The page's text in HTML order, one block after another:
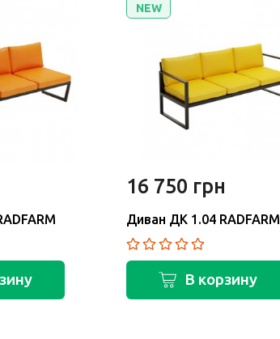
NEW
16 750 грн
Диван ДК 1.04 RADFARM
В корзину